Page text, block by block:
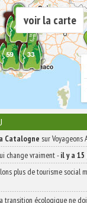
voir la carte
Catalogne sur Voyageons
change vraiment-il y a
plus de tourisme social
transition écologique ne